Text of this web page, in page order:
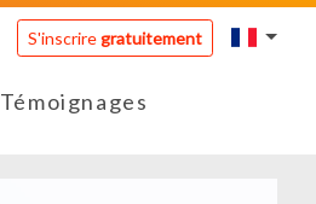
S'inscriregratuitement
Témoignages